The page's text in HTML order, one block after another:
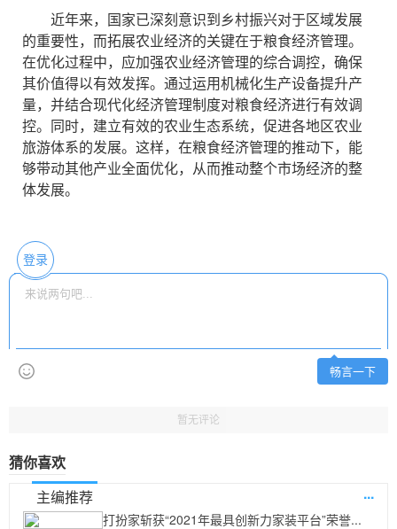
近年来，国家已深刻意识到乡村振兴对于区域发展
的重要性，而拓展农业经济的关键在于粮食经济管理。
在优化过程中，应加强农业经济管理的综合调控，确保
其价值得以有效发挥。通过运用机械化生产设备提升产
量，并结合现代化经济管理制度对粮食经济进行有效调
控。同时，建立有效的农业生态系统，促进各地区农业
旅游体系的发展。这样，在粮食经济管理的推动下，能
够带动其他产业全面优化，从而推动整个市场经济的整
体发展。
登录
畅言一下
暂无评论
猜你喜欢
主编推荐
...
打扮家斩获“2021年最具创新力家装平台”荣誉...